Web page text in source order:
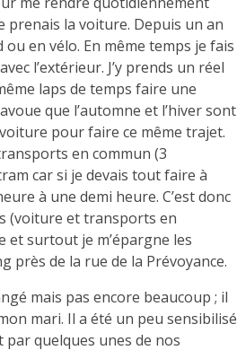
prenais la voiture. Depuis un an
en vélo. En même temps je fais
l’extérieur. J’y prends un réel
laps de temps faire une
que l’automne et l’hiver sont
pour faire ce même trajet.
en commun (3
car si je devais tout faire à
à une demi heure. C’est donc
(voiture et transports en
et surtout je m’épargne les
près de la rue de la Prévoyance.
mais pas encore beaucoup ; il
mari. Il a été un peu sensibilisé
quelques unes de nos